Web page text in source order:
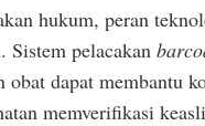
hukum, peran
Sistem pelacakan
obat dapat membantu
memverifikasi